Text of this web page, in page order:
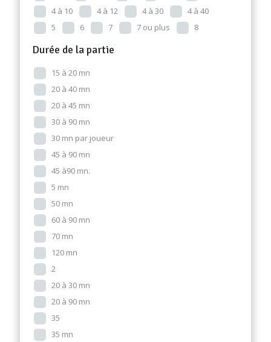
4 à 10 4 à 12 4 à 30
4 à 40
5
6 7 7 ou plus 8
Durée de la partie
15 à 20 mn
20 à 40 mn
20 à 45 mn
30 à 90 mn
30 mn par joueur
45 à 90 mn
45 à90 mn.
5 mn
50 mn
60 à 90 mn
70 mn
120 mn
2
20 à 30 mn
20 à 90 mn
35
35 mn